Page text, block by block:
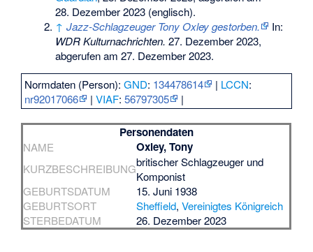
28. Dezember 2023 (englisch).
↑ Jazz-Schlagzeuger Tony Oxley gestorben.
In:
WDR Kulturnachrichten. 27. Dezember 2023,
abgerufen am 27. Dezember 2023.
Normdaten (Person):GND: 134478614 | LCCN:
nr92017066
|VIAF:56797305 |
Personendaten
NAME Oxley, Tony
KURZBESCHREIBUNGbritischer Schlagzeuger und
Komponist
GEBURTSDATUM
15. Juni 1938
GEBURTSORT
Sheffield,Vereinigtes Königreich
STERBEDATUM
26. Dezember 2023